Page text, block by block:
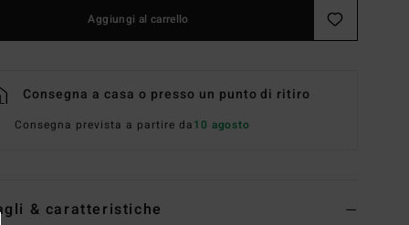
Aggiungi al carrello
Consegna a casa o presso un punto di ritiro
Consegna prevista a partire da10 agosto
& caratteristiche